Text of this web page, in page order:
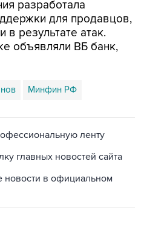
результате атак.
объявляли ВБ банк,
главных новостей сайта
новости в официальном